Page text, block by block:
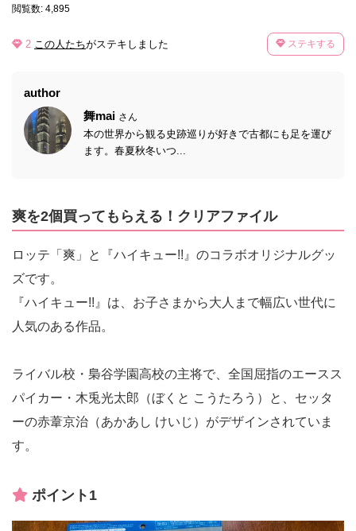
閲覧数: 4,895
2 この人たちがステキしました ステキする
author
舞mai さん
本の世界から観る史跡巡りが好きで古都にも足を運び
ます。春夏秋冬いつ...
爽を2個買ってもらえる！クリアファイル
ロッテ「爽」と『ハイキュー!!』のコラボオリジナルグッ
ズです。
『ハイキュー!!』は、お子さまから大人まで幅広い世代に
人気のある作品。
ライバル校・梟谷学園高校の主将で、全国屈指のエースス
パイカー・木兎光太郎（ぼくと こうたろう）と、セッタ
ーの赤葦京治（あかあし けいじ）がデザインされていま
す。
ポイント1